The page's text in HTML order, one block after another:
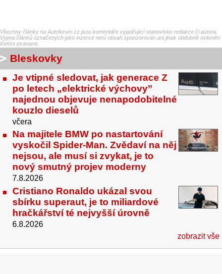
Všechny články na Autoforum.cz jsou komentáře vyjadřující stanovisko redakce či autora.
Vyjma článků označených jako inzerce není obsah sponzorován ani jinak obdobně ovlivněn
třetími stranami.
Bleskovky
Je vtipné sledovat, jak generace Z
po letech „elektrické výchovy”
najednou objevuje nenapodobitelné
kouzlo dieselů
včera
Na majitele BMW po nastartování
vyskočil Spider-Man. Zvědaví na něj
nejsou, ale musí si zvykat, je to
nový smutný projev moderny
7.8.2026
Cristiano Ronaldo ukázal svou
sbírku superaut, je to miliardové
hračkářství té nejvyšší úrovně
6.8.2026
zobrazit vše